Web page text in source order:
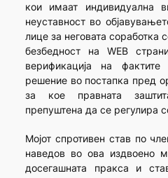
кои имаат индивидуална
неуставност во
лице за неговата соработка
безбедност на WEB
верификација на
решение во постапка пред
за кое правната
препуштена да се регулира
Мојот спротивен став по
наведов во ова издвоено
досегашната пракса и